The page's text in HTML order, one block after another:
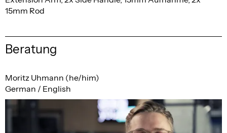
15mm Rod
Beratung
Moritz Uhmann (he/him)
German / English